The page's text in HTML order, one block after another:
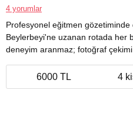
4 yorumlar
Profesyonel eğitmen
Beylerbeyi'ne uzanan rotada her
deneyim aranmaz; fotoğraf
6000 TL 4